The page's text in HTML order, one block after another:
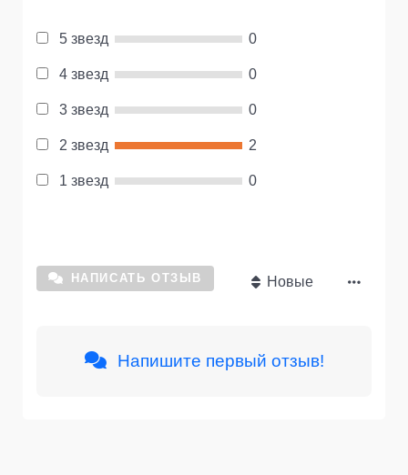
5 звезд 0
4 звезд 0
3 звезд 0
2 звезд 2
1 звезд 0
НАПИСАТЬ ОТЗЫВ Новые
Напишите первый отзыв!